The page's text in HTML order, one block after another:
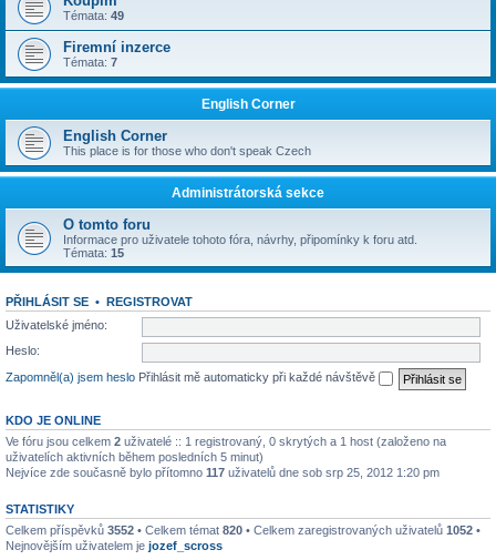
Témata: 49
Firemní inzerce
Témata: 7
English Corner
English Corner
This place is for those who don't speak Czech
Administrátorská sekce
O tomto foru
Informace pro uživatele tohoto fóra, návrhy, připomínky k foru atd.
Témata: 15
PŘIHLÁSIT SE • REGISTROVAT
Uživatelské jméno:
Heslo:
Zapomněl(a) jsem heslo Přihlásit mě automaticky při každé návštěvě
KDO JE ONLINE
Ve fóru jsou celkem 2 uživatelé :: 1 registrovaný, 0 skrytých a 1 host (založeno na
uživatelích aktivních během posledních 5 minut)
Nejvíce zde současně bylo přítomno 117 uživatelů dne sob srp 25, 2012 1:20 pm
STATISTIKY
Celkem příspěvků 3552 • Celkem témat 820 • Celkem zaregistrovaných uživatelů 1052 •
Nejnovějším uživatelem je jozef_scross